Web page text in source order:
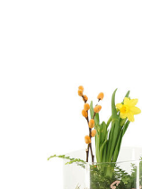
Waterflessen
Drinkglazen
Glazen & karaffen